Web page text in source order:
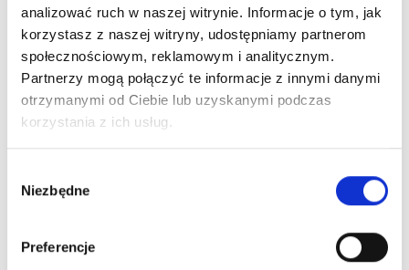
analizować ruch w naszej witrynie. Informacje o tym, jak
korzystasz z naszej witryny, udostępniamy partnerom
społecznościowym, reklamowym i analitycznym.
Partnerzy mogą połączyć te informacje z innymi danymi
otrzymanymi od Ciebie lub uzyskanymi podczas
korzystania z ich usług.
zgody
Niezbędne
Preferencje
ARTICLE: 215105
Track 2mm with
β=100º
112.00 € / pair
Track 2mm with
67.85 € / pair